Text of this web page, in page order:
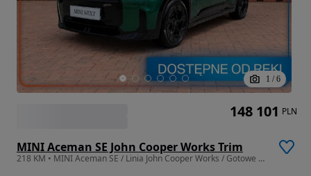
1 / 6
MINI Aceman SE John Cooper Works Trim
218 KM • MINI Aceman SE / Linia John Cooper Works / Gotowe do odbioru
148 101 PLN